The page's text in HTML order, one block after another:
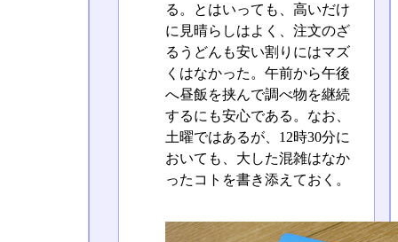
る。とはいっても、高いだけ
に見晴らしはよく、注文のざ
るうどんも安い割りにはマズ
くはなかった。午前から午後
へ昼飯を挟んで調べ物を継続
するにも安心である。なお、
土曜ではあるが、12時30分に
おいても、大した混雑はなか
ったコトを書き添えておく。